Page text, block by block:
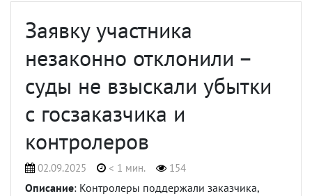
Заявку участника
незаконно отклонили –
суды не взыскали убытки
с госзаказчика и
контролеров
02.09.2025 < 1 мин. 154
Описание: Контролеры поддержали заказчика,